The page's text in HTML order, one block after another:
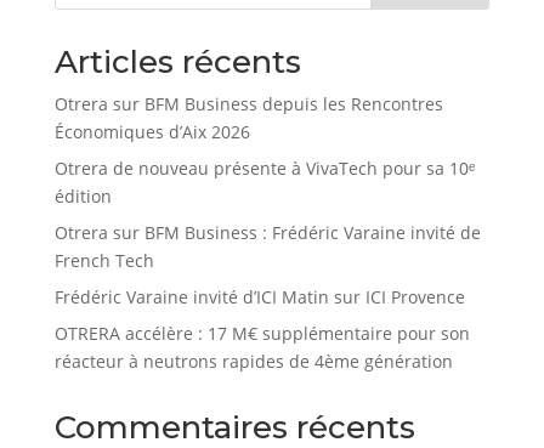
Articles récents
Otrera sur BFM Business depuis les Rencontres
Économiques d’Aix 2026
Otrera de nouveau présente à VivaTech pour sa 10ᵉ
édition
Otrera sur BFM Business : Frédéric Varaine invité de
French Tech
Frédéric Varaine invité d’ICI Matin sur ICI Provence
OTRERA accélère : 17 M€ supplémentaire pour son
réacteur à neutrons rapides de 4ème génération
Commentaires récents